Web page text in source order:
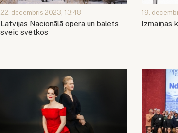
22. decembris 2023, 13:48
Latvijas Nacionālā opera un balets
sveic svētkos
19.
Izmaiņas